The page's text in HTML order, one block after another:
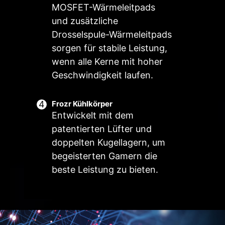
MOSFET-Wärmeleitpads
und zusätzliche
Drosselspule-Wärmeleitpads
sorgen für stabile Leistung,
wenn alle Kerne mit hoher
Geschwindigkeit laufen.
Frozr Kühlkörper
Entwickelt mit dem
patentierten Lüfter und
doppelten Kugellagern, um
begeisterten Gamern die
beste Leistung zu bieten.
Sys Lüfter
Pump Lüfter
Mehrere Profile
Speichere bis zu 5 Profile für
verschiedene Situationen
Intelligenter Lüfter & Manueller
Lüfter
Intelligenter Lüfter
Erlaubt dir die Temperaturkurve mit
Manueller Lüfter
Erlaubt dir die manuelle Änderung
der Temperatur um einen
bestimmten Prozentsatz
Nutzer-Szenario
Folge dem MSI Center Modus
Passe die Lüftereinstellungen
entsprechend dem im
an
BIOS Mode
Lüftereinstellungen im BIOS
anpassen
Anpassen nach Nutzer
Passe deine Einstellungen selbst an